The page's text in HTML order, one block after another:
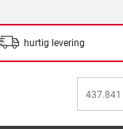
hurtig levering